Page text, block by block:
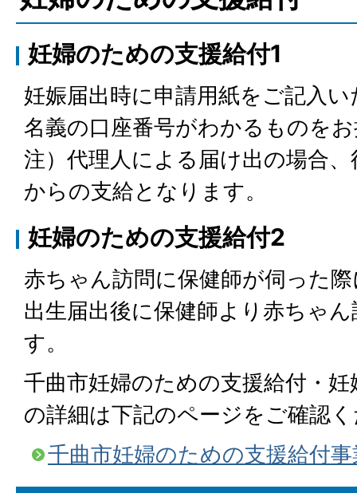
妊婦のための支援給付1
妊娠届出時に申請用紙をご記入
名義の口座番号がわかるものを
注）代理人による届け出の場合
からの支給となります。
妊婦のための支援給付2
赤ちゃん訪問に保健師が伺った
出生届出後に保健師より赤ちゃ
す。
千曲市妊婦のための支援給付・
の詳細は下記のページをご確認
千曲市妊婦のための支援給付